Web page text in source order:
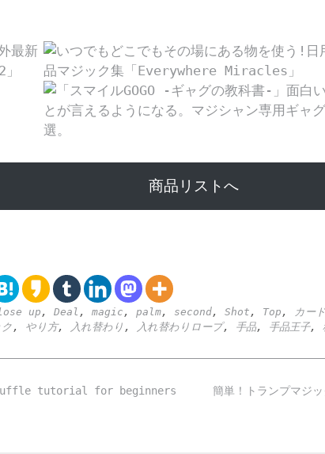
商品リストへ
up , Deal , magic , palm, second, Shot , Top , カー
, やり方, 入れ替わり , 入れ替わりロープ, 手品, 手品王子,
簡単！トランプマジ
shuffle tutorial for beginners